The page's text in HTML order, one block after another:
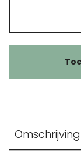
Omschrijving